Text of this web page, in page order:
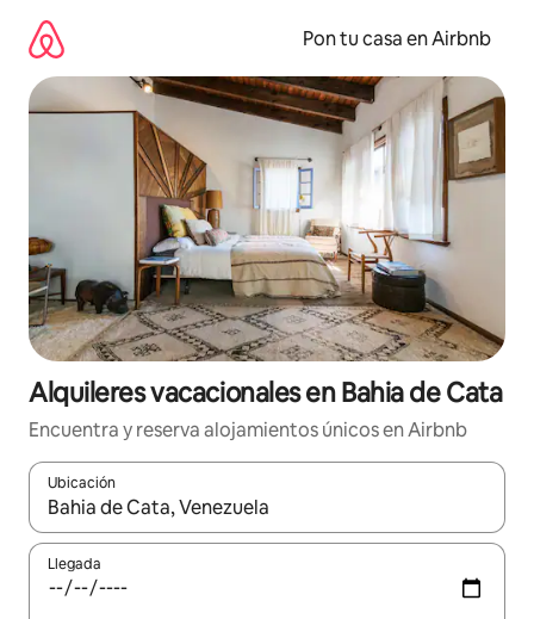
contenido
Pon tu casa en Airbnb
Alquileres vacacionales en Bahia de Cata
Encuentra y reserva alojamientos únicos en Airbnb
Ubicación
Cuando los resultados estén disponibles, navega con las
Llegada